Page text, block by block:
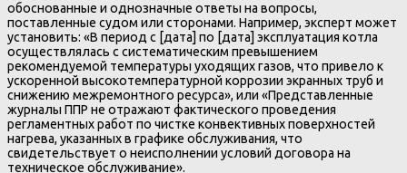
обоснованные и однозначные ответы на вопросы,
поставленные судом или сторонами. Например, эксперт может
установить: «В период с [дата] по [дата] эксплуатация котла
осуществлялась с систематическим превышением
рекомендуемой температуры уходящих газов, что привело к
ускоренной высокотемпературной коррозии экранных труб и
снижению межремонтного ресурса», или «Представленные
журналы ППР не отражают фактического проведения
регламентных работ по чистке конвективных поверхностей
нагрева, указанных в графике обслуживания, что
свидетельствует о неисполнении условий договора на
техническое обслуживание».